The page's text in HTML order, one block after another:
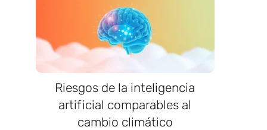
Riesgos de la inteligencia
artificial comparables al
cambio climático